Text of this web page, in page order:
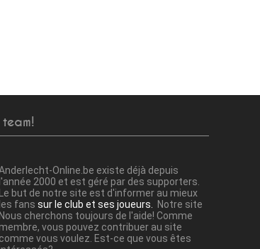
Online.be existe déjà depuis
l'année 2000 et est géré par des supporters.
Le but de notre site est d'informer au mieux
les fans sur le club et ses joueurs.
Notre site
Nous cherchons toujours de l'aide! Comme
vous pouvez contribuer au site
comme vous voulez. Est-ce que vous êtes